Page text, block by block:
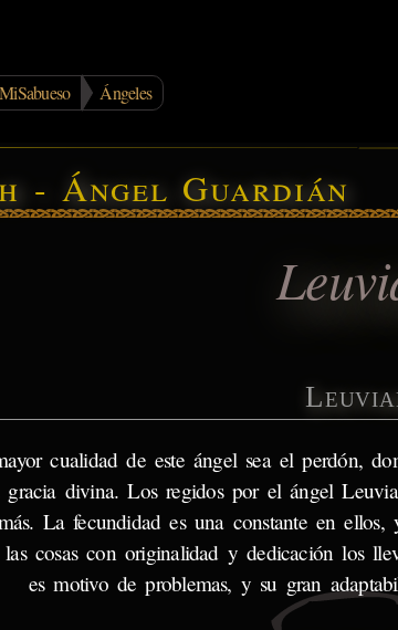
Ángeles
- Ángel Guardián
cualidad de este ángel sea el perdón,
divina. Los regidos por el ángel
La fecundidad es una constante en
las cosas con originalidad y dedicación los
es motivo de problemas, y su gran